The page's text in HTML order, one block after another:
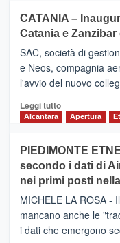
CATANIA –
Catania e
SAC, società di
e Neos, compagnia
l'avvio del nuovo
Leggi tuttoLeggi
CATANIA
–
Inaugurato
il
nuovo
collegamento
tra
Alcantara Apertura
PIEDIMONTE
secondo i dati di
nei primi posti
MICHELE LA ROSA -
mancano anche le
i dati che emergono